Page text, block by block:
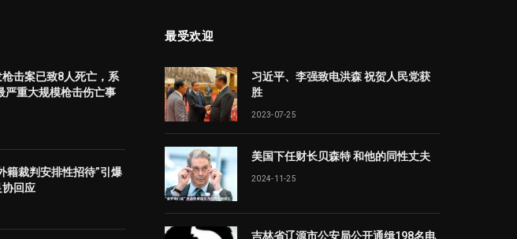
击案已致8人死亡，系
严重大规模枪击伤亡事
籍裁判安排性招待”引爆
回应
最受欢迎
习近平、李强致电洪森 祝贺人民党获
胜
2023-07-25
美国下任财长贝森特 和他的同性丈夫
2024-11-25
吉林省辽源市公安局公开通缉198名电